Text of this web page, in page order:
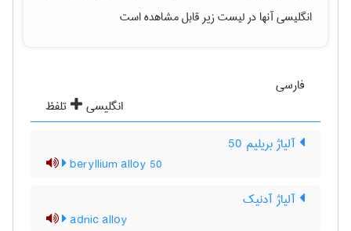
انگلیسی آنها در لیست زیر قابل مشاهده است
فارسی
انگلیسی
تلفظ
آلیاژ بریلیم 50
beryllium alloy 50
آلیاژ آدنیک
adnic alloy